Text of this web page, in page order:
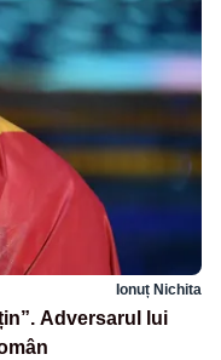
Ionuț Nichita
Adversarul lui